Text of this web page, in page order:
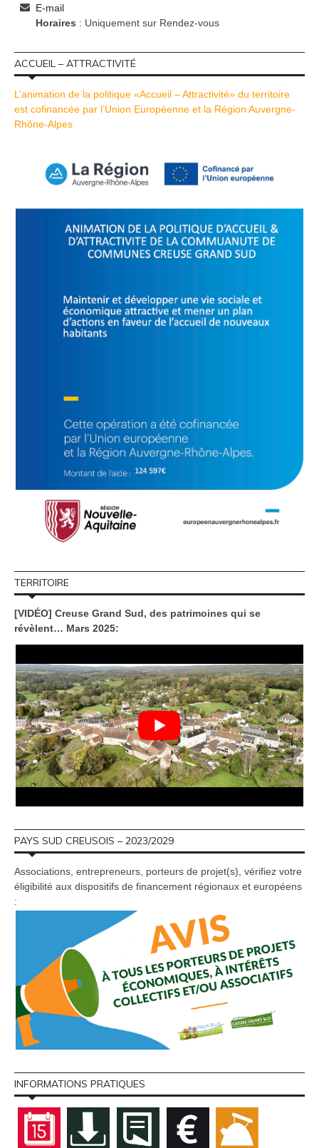
E-mail
Horaires : Uniquement sur Rendez-vous
ACCUEIL – ATTRACTIVITÉ
L’animation de la politique «Accueil – Attractivité» du territoire
est cofinancée par l’Union Européenne et la Région Auvergne-
Rhône-Alpes
TERRITOIRE
[VIDÉO] Creuse Grand Sud, des patrimoines qui se
révèlent… Mars 2025:
PAYS SUD CREUSOIS – 2023/2029
Associations, entrepreneurs, porteurs de projet(s), vérifiez votre
éligibilité aux dispositifs de financement régionaux et européens
:
INFORMATIONS PRATIQUES